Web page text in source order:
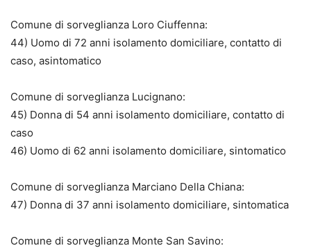
Comune di sorveglianza Loro Ciuffenna:
44) Uomo di 72 anni isolamento domiciliare, contatto di
caso, asintomatico
Comune di sorveglianza Lucignano:
45) Donna di 54 anni isolamento domiciliare, contatto di
caso
46) Uomo di 62 anni isolamento domiciliare, sintomatico
Comune di sorveglianza Marciano Della Chiana:
47) Donna di 37 anni isolamento domiciliare, sintomatica
Comune di sorveglianza Monte San Savino: